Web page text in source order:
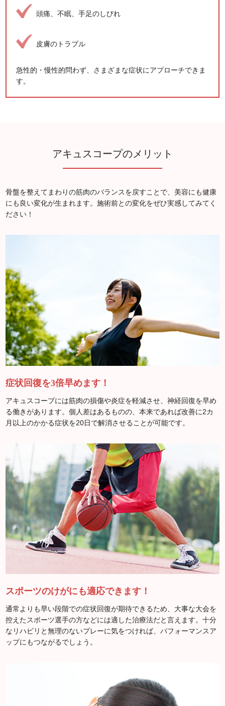
頭痛、不眠、手足のしびれ
皮膚のトラブル
急性的・慢性的問わず、さまざまな症状にアプローチできま
す。
アキュスコープのメリット
骨盤を整えてまわりの筋肉のバランスを戻すことで、美容にも健康
にも良い変化が生まれます。施術前との変化をぜひ実感してみてく
ださい！
症状回復を3倍早めます！
アキュスコープには筋肉の損傷や炎症を軽減させ、神経回復を早め
る働きがあります。個人差はあるものの、本来であれば改善に2カ
月以上のかかる症状を20日で解消させることが可能です。
スポーツのけがにも適応できます！
通常よりも早い段階での症状回復が期待できるため、大事な大会を
控えたスポーツ選手の方などには適した治療法だと言えます。十分
なリハビリと無理のないプレーに気をつければ、パフォーマンスア
ップにもつながるでしょう。